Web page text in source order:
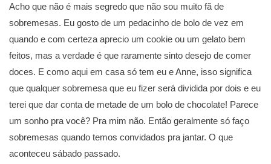
Acho que não é mais segredo que não sou muito fã de
sobremesas. Eu gosto de um pedacinho de bolo de vez em
quando e com certeza aprecio um cookie ou um gelato bem
feitos, mas a verdade é que raramente sinto desejo de comer
doces. E como aqui em casa só tem eu e Anne, isso significa
que qualquer sobremesa que eu fizer será dividida por dois e eu
terei que dar conta de metade de um bolo de chocolate! Parece
um sonho pra você? Pra mim não. Então geralmente só faço
sobremesas quando temos convidados pra jantar. O que
aconteceu sábado passado.